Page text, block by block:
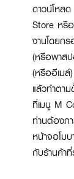
ดาวน์โหล
Store หรือ
งานโดยก
(หรือพาส
(หรืออีเม
แล้วทำตา
ที่เมนู M
ท่านต้องก
หน้าจอโม
กับร้านค้า